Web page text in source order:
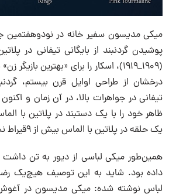
میکی مدیسون سفیر خانه در نودوهفتمین
پوشیدن گردنبند از بایگانی تیفانی در
(۱۹۰۹_۱۹۱۹)، اسکار را برای «بهترین
درخشان از طراحی اوایل قرن بیستم،
تیفانی در جواهرات بالا، در آن زمان و
یک حلقه در پلاتین با الماس بیش از ۹قیراط نشان داد.
همین‌طور میکی لباسی از دیور به تن
داده بود. شاید به این توصیف هیچ‌یک
لباس نوشته شده: میکی مدیسون در